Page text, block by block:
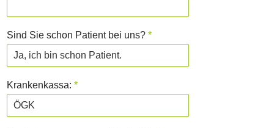
Sind Sie schon Patient bei uns? *
Krankenkassa: *